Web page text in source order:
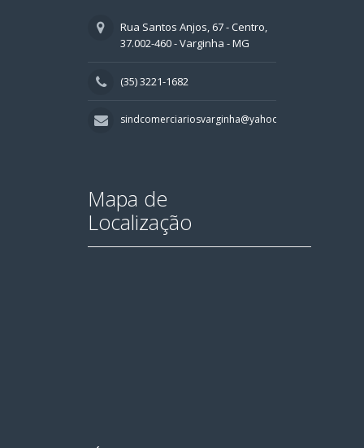
Rua Santos Anjos, 67 - Centro,
37.002-460 - Varginha - MG
(35) 3221-1682
sindcomerciariosvarginha@yahoo.com.br
Mapa de
Localização